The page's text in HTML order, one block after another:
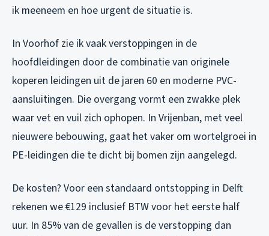
ik meeneem en hoe urgent de situatie is.
In Voorhof zie ik vaak verstoppingen in de
hoofdleidingen door de combinatie van originele
koperen leidingen uit de jaren 60 en moderne PVC-
aansluitingen. Die overgang vormt een zwakke plek
waar vet en vuil zich ophopen. In Vrijenban, met veel
nieuwere bebouwing, gaat het vaker om wortelgroei in
PE-leidingen die te dicht bij bomen zijn aangelegd.
De kosten? Voor een standaard ontstopping in Delft
rekenen we €129 inclusief BTW voor het eerste half
uur. In 85% van de gevallen is de verstopping dan